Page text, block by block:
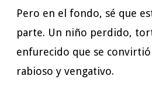
Pero en el fondo, sé que
parte. Un niño perdido,
enfurecido que se
rabioso y vengativo.